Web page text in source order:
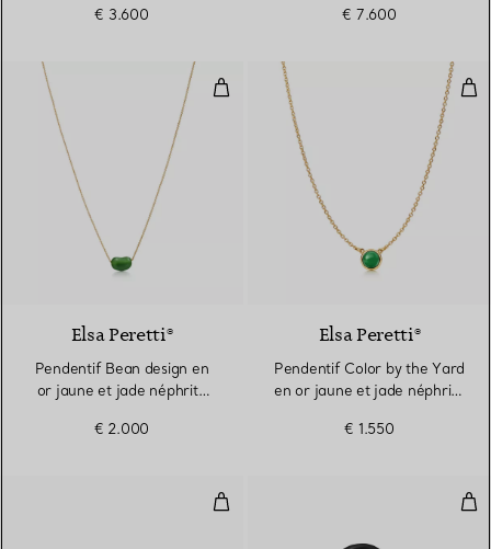
€ 3.600
€ 7.600
Pendentif Bean design en or
Elsa Peretti®
Pendentif Bean design en
or jaune et jade néphrite
€ 2.000
Elsa Peretti®
Pendentif Color by the Yard
en or jaune et jade néphrite
€ 1.550
Boucles d’oreilles Bean design